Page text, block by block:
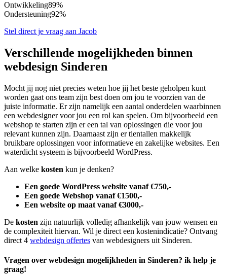
Ontwikkeling89%
Ondersteuning92%
Stel direct je vraag aan Jacob
Verschillende mogelijkheden binnen
webdesign Sinderen
Mocht jij nog niet precies weten hoe jij het beste geholpen kunt
worden gaat ons team zijn best doen om jou te voorzien van de
juiste informatie. Er zijn namelijk een aantal onderdelen waarbinnen
een webdesigner voor jou een rol kan spelen. Om bijvoorbeeld een
webshop te starten zijn er een tal van oplossingen die voor jou
relevant kunnen zijn. Daarnaast zijn er tientallen makkelijk
bruikbare oplossingen voor informatieve en zakelijke websites. Een
waterdicht systeem is bijvoorbeeld WordPress.
Aan welke kosten kun je denken?
Een goede WordPress website vanaf €750,-
Een goede Webshop vanaf €1500,-
Een website op maat vanaf €3000,-
De kosten zijn natuurlijk volledig afhankelijk van jouw wensen en
de complexiteit hiervan. Wil je direct een kostenindicatie? Ontvang
direct 4 webdesign offertes van webdesigners uit Sinderen.
Vragen over webdesign mogelijkheden in Sinderen? ik help je
graag!